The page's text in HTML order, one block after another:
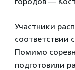
Участники
соответствии
Помимо
подготовили